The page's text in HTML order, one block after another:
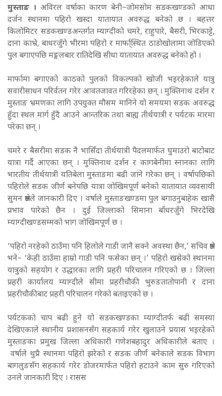
मुस्ताङ । अविरल वर्षाका कारण बेनी–जोमसोम सडकखण्डको आधा
दर्जन स्थानमा पहिरो खस्दा यातायात अवरुद्ध बनेको छ । बहत्तर
किलोमिटर सडकखण्डअन्तर्गत म्याग्दीको चमरे, राहुपारे, बैसरी, भिरकाट्टे,
दाना काभ्रे, बाधरजुँगे भीरमा पहिरो र मार्फा्स्थित ठाडोखोलामा जोडिएको
पुल बगाएपछि मङ्गलबार रातिदेखि सीधा यातायात अवरुद्ध बनेको हो ।
मार्फामा बगाएको काठको पुलको विकल्पको खोजी भइरहेकाले यात्रु
सवारीसाधन परिर्वतन गरेर आवतजावत गरिरहेका छन् । मुक्तिनाथ दर्शन र
मुस्ताङ भ्रमणका लागि उपयुक्त मौसम मानिने यो समयमा सडक अवरुद्ध
हुँदा स्थल मार्ग हुँदै आउने आन्तरिक तथा बाह्य तीर्थयात्री र पर्यटक मारमा
परेका छन् ।
चमरे र बैसरीमा सडक नै भासिँदा तीर्थयात्री पैदलमार्फत घुमाउरो बाटोबाट
यात्रा गर्दै आएका छन् । मुक्तिनाथ दर्शन र कागबेनीमा स्नानका लागि
भारतीय तीर्थयात्री यतिबेला मुस्ताङमा बढी जाने गरेका छन् । वर्षापछिको
पहिरोले सडक जीर्ण बनेपछि यात्रा जोखिमपूर्ण बनेको यातायात व्यवसायी
सुमन श्रेष्ठले जानकारी दिए । वर्षाले मुस्ताङखण्डमा पुल बगाउनुबाहेक खासै
प्रभाव पारेको छैन । दुई जिल्लाको सिमाना बाँधरजुँगे भिरदेखि
म्याग्दीखण्डसम्मको भाग जोखिमपूर्ण छ ।
‘पहिरो नरहेको ठाउँमा पनि हिलोले गाडी जानै सक्ने अवस्था छैन,’ सचिव श्रेष्ठ
भने– ‘केही ठाउँमा हाम्रो गाडी पनि फसेका छन् ।’ पहिरो खसेको स्थानमा
यात्रुको सहयोग र उद्धारका लागि प्रहरी परिचालन गरिएको छ । जिल्ला
प्रहरी कार्यालय म्याग्दीले सीमा प्रहरीचौकी भुरुङतातोपानी र दाना
प्रहरीचौकीबाट प्रहरी परिचालन गरेको बताइएको छ ।
पर्यटकको चाप बढी हुने यो सडकखण्डका म्याग्दीतर्फ बढी समस्या
देखिएकाले स्थानीय प्रशासनसँग सहकार्य गरेर खुलाउने प्रयास भइरहेको
मुस्ताङका प्रमुख जिल्ला अधिकारी गणेशबहादुर अधिकारीले बताए ।
वर्षाले थुप्रै स्थानमा पहिरो झरेको र सडक जीर्ण बनेकाले सडक विभाग
बागलुङसँग सहकार्य गरेर डोजरमार्फत पहिरो हटाउने काम सुरु गरिएको
उनले जानकारी दिए । रासस